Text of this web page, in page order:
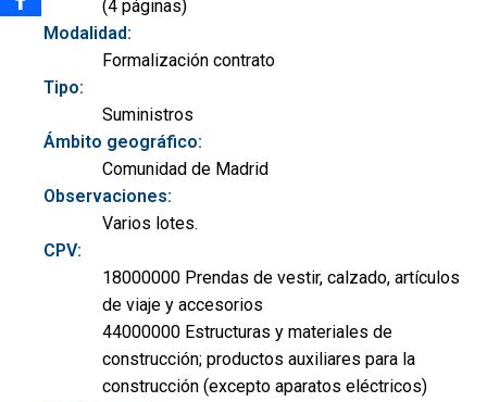
(4 páginas)
Modalidad:
Formalización contrato
Tipo:
Suministros
Ámbito geográfico:
Comunidad de Madrid
Observaciones:
Varios lotes.
CPV:
18000000 Prendas de vestir, calzado, artículos
de viaje y accesorios
44000000 Estructuras y materiales de
construcción; productos auxiliares para la
construcción (excepto aparatos eléctricos)